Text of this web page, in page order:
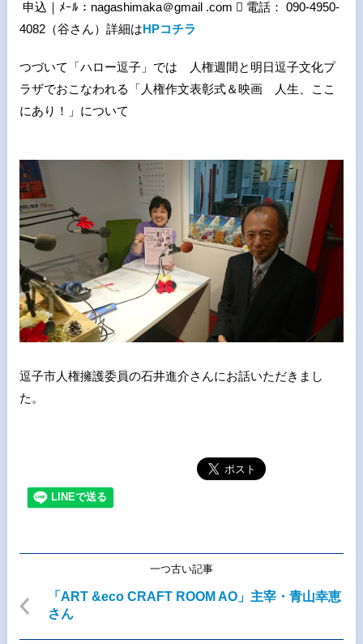
申込｜ﾒｰﾙ：nagashimaka＠gmail .com 􀉹 電話： 090-4950-
4082（谷さん）詳細はHPコチラ
つづいて「ハロー逗子」では 人権週間と明日逗子文化プ
ラザでおこなわれる「人権作文表彰式＆映画 人生、ここ
にあり！」について
逗子市人権擁護委員の石井進介さんにお話いただきまし
た。
一つ古い記事
「ART &eco CRAFT ROOM AO」主宰・青山幸恵
さん